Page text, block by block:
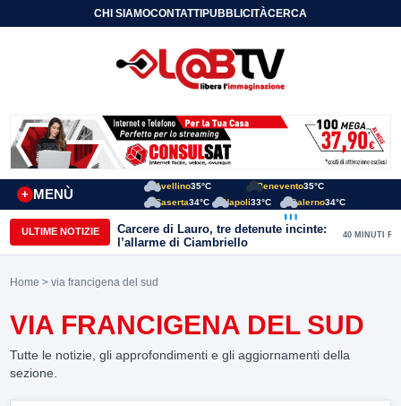
CHI SIAMOCONTATTIPUBBLICITÀCERCA
MENÙ
+
Avellino35°C Benevento35°C
Caserta34°C Napoli33°C Salerno34°C
ULTIME NOTIZIE
Carcere di Lauro, tre detenute incinte:
l’allarme di Ciambriello
40 MINUTI FA
Home > via francigena del sud
VIA FRANCIGENA DEL SUD
Tutte le notizie, gli approfondimenti e gli aggiornamenti della
sezione.